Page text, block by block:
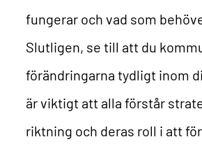
fungerar och vad som
Slutligen, se till att du
förändringarna tydligt inom
är viktigt att alla förstår
riktning och deras roll i att